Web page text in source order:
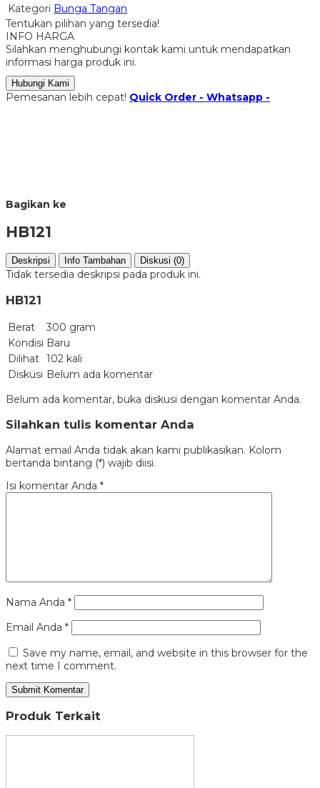
Kategori Bunga Tangan
Tentukan pilihan yang tersedia!
INFO HARGA
Silahkan menghubungi kontak kami untuk mendapatkan
informasi harga produk ini.
Hubungi Kami
Pemesanan lebih cepat! Quick Order - Whatsapp -
Bagikan ke
HB121
Deskripsi Info Tambahan Diskusi (0)
Tidak tersedia deskripsi pada produk ini.
HB121
Berat
300 gram
Kondisi Baru
Dilihat 102 kali
Diskusi Belum ada komentar
Belum ada komentar, buka diskusi dengan komentar Anda.
Silahkan tulis komentar Anda
Alamat email Anda tidak akan kami publikasikan. Kolom
bertanda bintang (*) wajib diisi.
Isi komentar Anda *
Nama Anda *
Email Anda *
Save my name, email, and website in this browser for the
next time I comment.
Produk Terkait